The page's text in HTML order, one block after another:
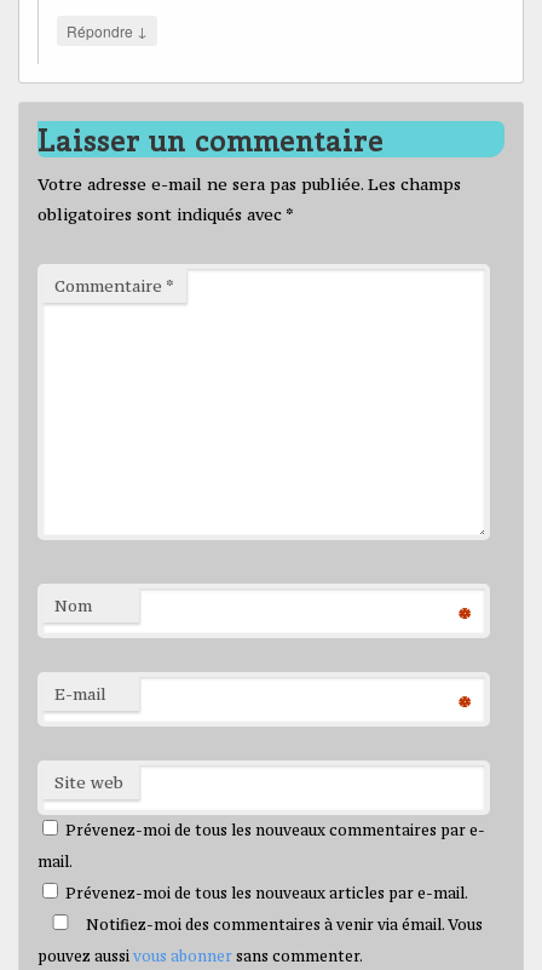
Répondre ↓
Laisser un commentaire
Votre adresse e-mail ne sera pas publiée. Les champs
obligatoires sont indiqués avec *
Commentaire *
Nom *
E-mail *
Site web
Prévenez-moi de tous les nouveaux commentaires par e-
mail.
Prévenez-moi de tous les nouveaux articles par e-mail.
Notifiez-moi des commentaires à venir via émail. Vous
pouvez aussi vous abonner sans commenter.